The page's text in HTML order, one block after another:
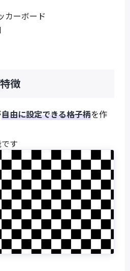
カーボード
徴
自由に設定できる格子柄を作
す